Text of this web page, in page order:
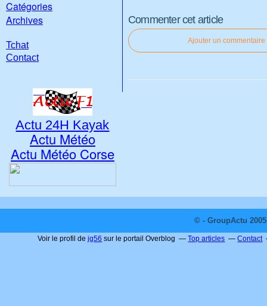
Commenter cet article
Ajouter un commentaire
Catégories
Archives
Tchat
Contact
Actu 24H Kayak
Actu Météo
Actu Météo Corse
© - GroupActu
Voir le profil dejg56 sur le portail Overblog Top articles Contact